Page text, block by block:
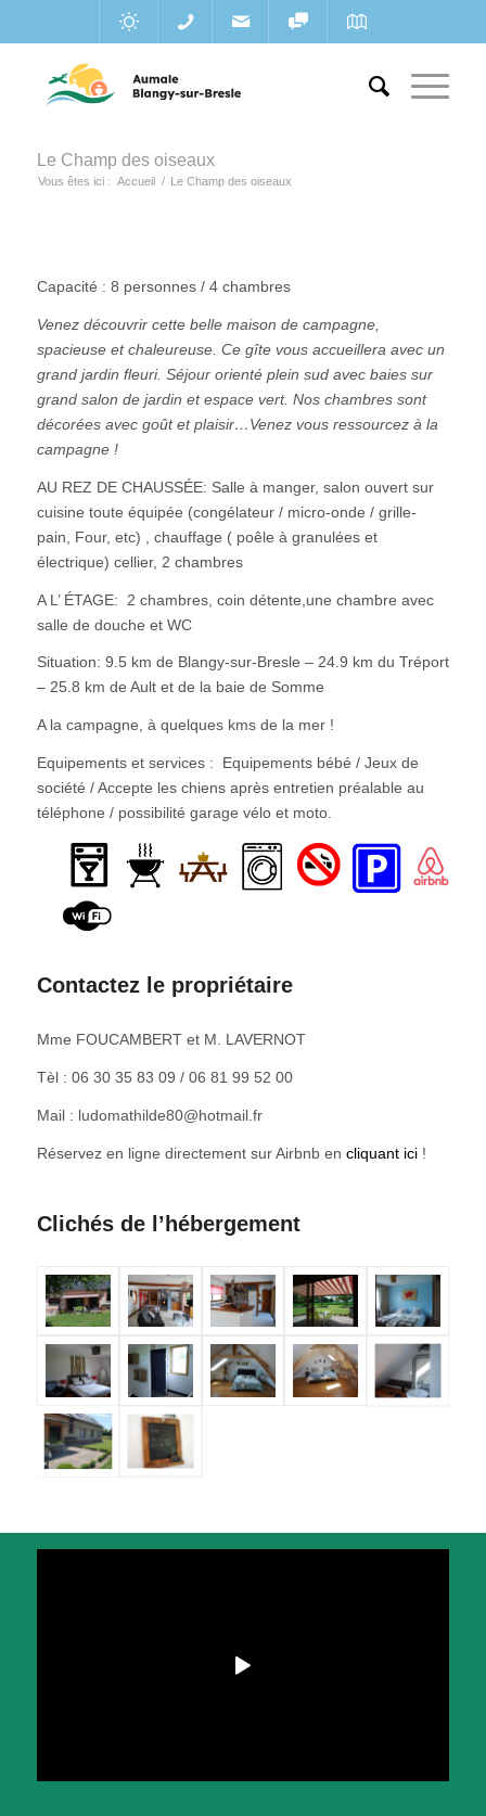
Le Champ des oiseaux
Vous êtes ici : Accueil / Le Champ des oiseaux
Capacité : 8 personnes / 4 chambres
Venez découvrir cette belle maison de campagne,
spacieuse et chaleureuse. Ce gîte vous accueillera avec un
grand jardin fleuri. Séjour orienté plein sud avec baies sur
grand salon de jardin et espace vert. Nos chambres sont
décorées avec goût et plaisir…Venez vous ressourcez à la
campagne !
AU REZ DE CHAUSSÉE: Salle à manger, salon ouvert sur
cuisine toute équipée (congélateur / micro-onde / grille-
pain, Four, etc) , chauffage ( poêle à granulées et
électrique) cellier, 2 chambres
A L’ ÉTAGE: 2 chambres, coin détente,une chambre avec
salle de douche et WC
Situation: 9.5 km de Blangy-sur-Bresle – 24.9 km du Tréport
– 25.8 km de Ault et de la baie de Somme
A la campagne, à quelques kms de la mer !
Equipements et services : Equipements bébé / Jeux de
société / Accepte les chiens après entretien préalable au
téléphone / possibilité garage vélo et moto.
Contactez le propriétaire
Mme FOUCAMBERT et M. LAVERNOT
Tèl : 06 30 35 83 09 / 06 81 99 52 00
Mail : ludomathilde80@hotmail.fr
Réservez en ligne directement sur Airbnb en cliquant ici!
Clichés de l’hébergement